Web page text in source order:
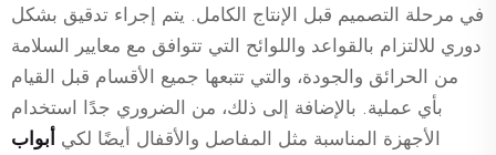
في مرحلة التصميم قبل الإنتاج الكامل. يتم إجراء تدقيق بشكل
دوري للالتزام بالقواعد واللوائح التي تتوافق مع معايير السلامة
من الحرائق والجودة، والتي تتبعها جميع الأقسام قبل القيام
بأي عملية. بالإضافة إلى ذلك، من الضروري جدًا استخدام
الأجهزة المناسبة مثل المفاصل والأقفال أيضًا لكي أبواب